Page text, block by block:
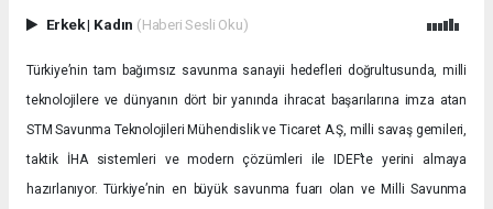
Erkek| Kadın (Haberi Sesli Oku)
Türkiye’nin tam bağımsız savunma sanayii hedefleri doğrultusunda, milli
teknolojilere ve dünyanın dört bir yanında ihracat başarılarına imza atan
STM Savunma Teknolojileri Mühendislik ve Ticaret A.Ş, milli savaş gemileri,
taktik İHA sistemleri ve modern çözümleri ile IDEF’te yerini almaya
hazırlanıyor. Türkiye’nin en büyük savunma fuarı olan ve Milli Savunma